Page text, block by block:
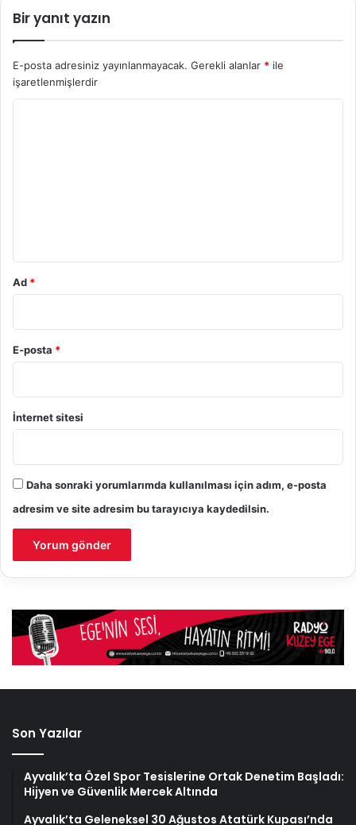
Bir yanıt yazın
E-posta adresiniz yayınlanmayacak. Gerekli alanlar * ile
işaretlenmişlerdir
Ad *
E-posta *
İnternet sitesi
Daha sonraki yorumlarımda kullanılması için adım, e-posta
adresim ve site adresim bu tarayıcıya kaydedilsin.
Son Yazılar
Ayvalık’ta Özel Spor Tesislerine Ortak Denetim Başladı:
Hijyen ve Güvenlik Mercek Altında
Ayvalık’ta Geleneksel 30 Ağustos Atatürk Kupası’nda